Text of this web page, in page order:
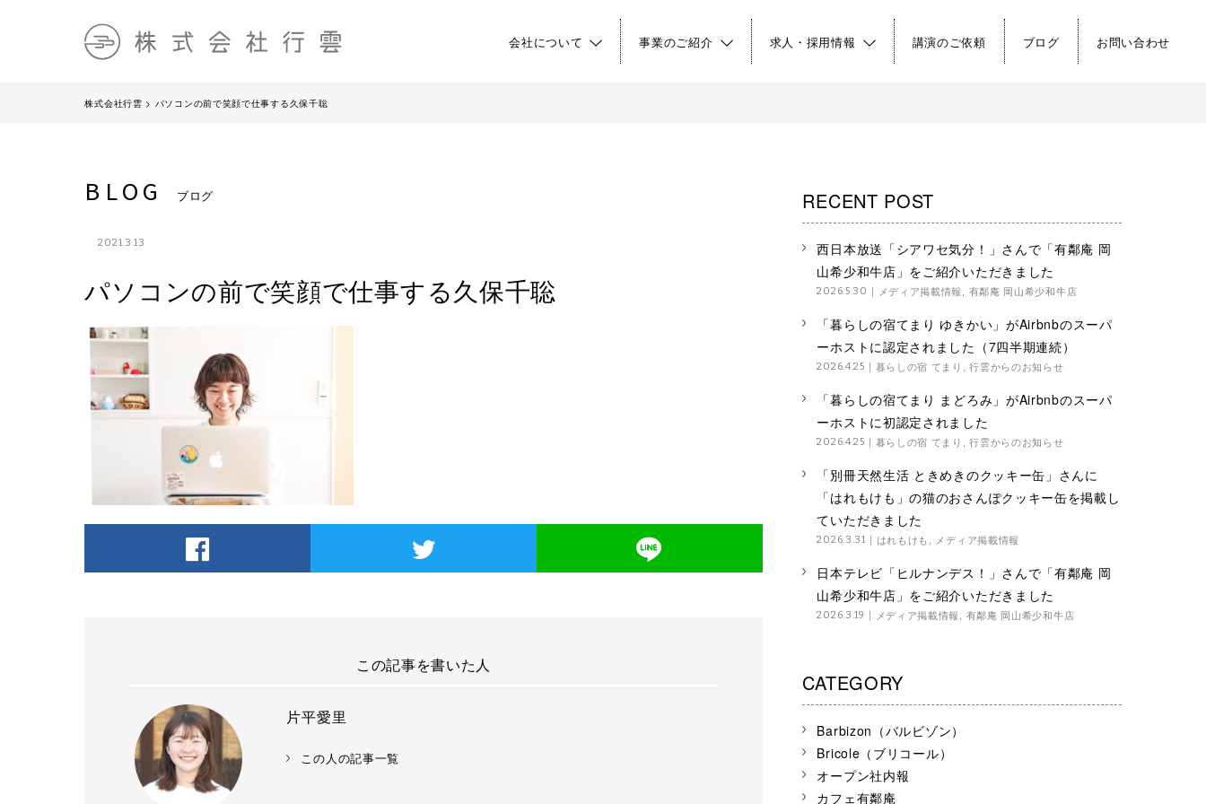
会社について 事業のご紹介 求人・採用情報 講演のご依頼 ブログ お問い合わせ
株式会社行雲 > パソコンの前で笑顔で仕事する久保千聡
BLOG ブログ
2021.3.13
パソコンの前で笑顔で仕事する久保千聡
この記事を書いた人
片平愛里
この人の記事一覧
RECENT POST
西日本放送「シアワセ気分！」さんで「有鄰庵 岡
山希少和牛店」をご紹介いただきました
2026.5.30 メディア掲載情報 有鄰庵 岡山希少和牛店
「暮らしの宿てまり ゆきかい」がAirbnbのスーパ
ーホストに認定されました（7四半期連続）
2026.4.25 暮らしの宿 てまり ,行雲からのお知らせ
「暮らしの宿てまり まどろみ」がAirbnbのスーパ
ーホストに初認定されました
2026.4.25 暮らしの宿 てまり ,行雲からのお知らせ
「別冊天然生活 ときめきのクッキー缶」さんに
「はれもけも」の猫のおさんぽクッキー缶を掲載し
ていただきました
2026.3.31 はれもけも メディア掲載情報
日本テレビ「ヒルナンデス！」さんで「有鄰庵 岡
山希少和牛店」をご紹介いただきました
2026.3.19 メディア掲載情報 有鄰庵 岡山希少和牛店
CATEGORY
Barbizon（バルビゾン）
Bricole（ブリコール）
オープン社内報
カフェ有鄰庵